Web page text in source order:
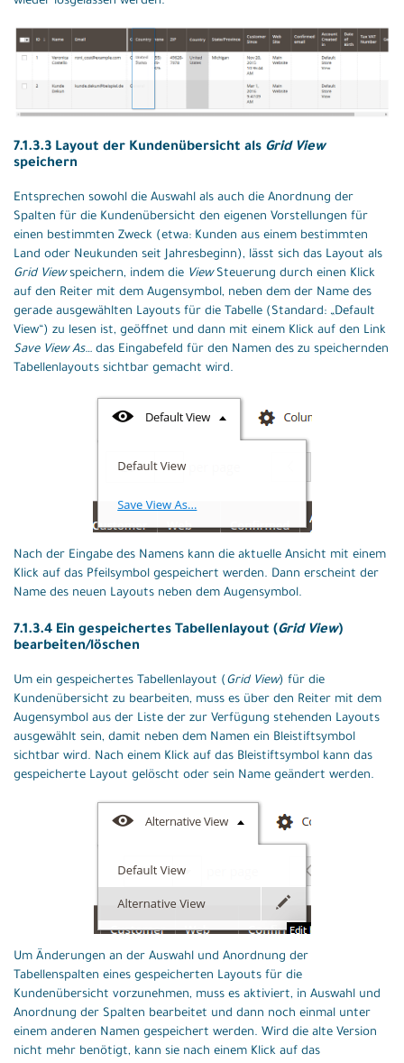
7.1.3.3 Layout der Kundenübersicht als Grid View
speichern
Entsprechen sowohl die Auswahl als auch die Anordnung der
Spalten für die Kundenübersicht den eigenen Vorstellungen für
einen bestimmten Zweck (etwa: Kunden aus einem bestimmten
Land oder Neukunden seit Jahresbeginn), lässt sich das Layout als
Grid Viewspeichern, indem die ViewSteuerung durch einen Klick
auf den Reiter mit dem Augensymbol, neben dem der Name des
gerade ausgewählten Layouts für die Tabelle (Standard: „Default
View“) zu lesen ist, geöffnet und dann mit einem Klick auf den Link
Save View As… das Eingabefeld für den Namen des zu speichernden
Tabellenlayouts sichtbar gemacht wird.
Nach der Eingabe des Namens kann die aktuelle Ansicht mit einem
Klick auf das Pfeilsymbol gespeichert werden. Dann erscheint der
Name des neuen Layouts neben dem Augensymbol.
7.1.3.4 Ein gespeichertes Tabellenlayout (Grid View)
bearbeiten/löschen
Um ein gespeichertes Tabellenlayout ( Grid View) für die
Kundenübersicht zu bearbeiten, muss es über den Reiter mit dem
Augensymbol aus der Liste der zur Verfügung stehenden Layouts
ausgewählt sein, damit neben dem Namen ein Bleistiftsymbol
sichtbar wird. Nach einem Klick auf das Bleistiftsymbol kann das
gespeicherte Layout gelöscht oder sein Name geändert werden.
Um Änderungen an der Auswahl und Anordnung der
Tabellenspalten eines gespeicherten Layouts für die
Kundenübersicht vorzunehmen, muss es aktiviert, in Auswahl und
Anordnung der Spalten bearbeitet und dann noch einmal unter
einem anderen Namen gespeichert werden. Wird die alte Version
nicht mehr benötigt, kann sie nach einem Klick auf das